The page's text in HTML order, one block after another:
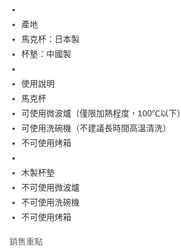
7-11取貨付款
每筆NT$65，滿NT$999(含以上)免運費
付款後7-11取貨
宅配
每筆NT$100，滿NT$999(含以上)免運費
產地
馬克杯：日本製
杯墊：中國製
使用說明
馬克杯
可使用微波爐（僅限加熱程度，100℃以下）
可使用洗碗機（不建議長時間高溫清洗）
不可使用烤箱
木製杯墊
不可使用微波爐
不可使用洗碗機
不可使用烤箱
銷售重點